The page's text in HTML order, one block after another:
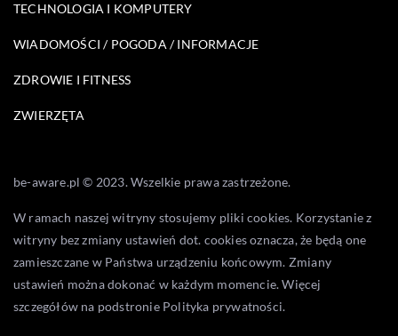
TECHNOLOGIA I KOMPUTERY
WIADOMOŚCI / POGODA / INFORMACJE
ZDROWIE I FITNESS
ZWIERZĘTA
be-aware.pl © 2023. Wszelkie prawa zastrzeżone.
W ramach naszej witryny stosujemy pliki cookies. Korzystanie z
witryny bez zmiany ustawień dot. cookies oznacza, że będą one
zamieszczane w Państwa urządzeniu końcowym. Zmiany
ustawień można dokonać w każdym momencie. Więcej
szczegółów na podstronie Polityka prywatności.